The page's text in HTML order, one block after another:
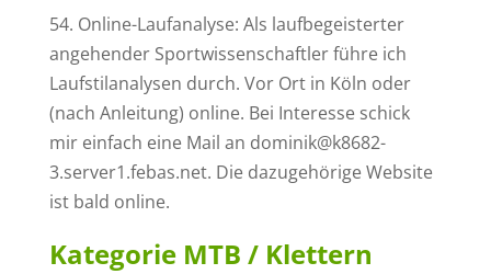
54. Online-Laufanalyse: Als laufbegeisterter
angehender Sportwissenschaftler führe ich
Laufstilanalysen durch. Vor Ort in Köln oder
(nach Anleitung) online. Bei Interesse schick
mir einfach eine Mail an dominik@k8682-
3.server1.febas.net. Die dazugehörige Website
ist bald online.
Kategorie MTB / Klettern